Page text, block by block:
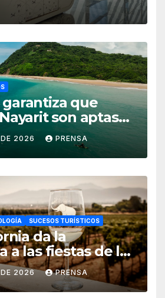
garantiza que
son aptas
2026 PRENSA
SUCESOS TURÍSTICOS
da la
a las fiestas de la
DE 2026 PRENSA